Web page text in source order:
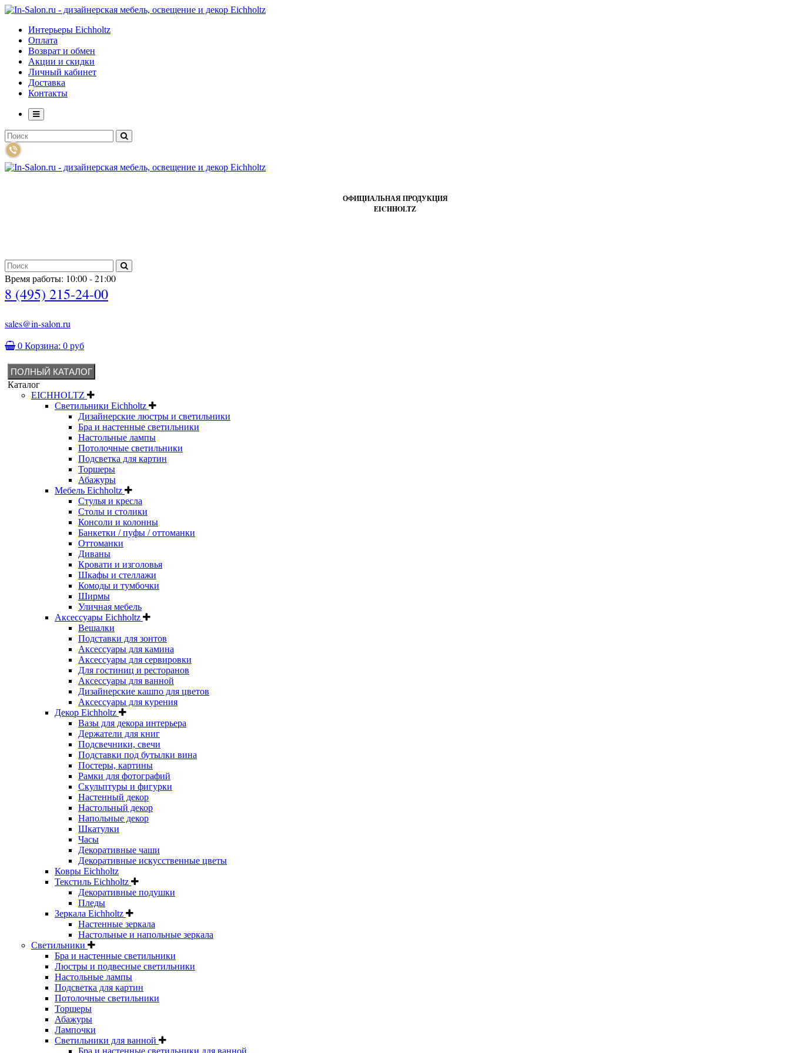
Интерьеры Eichholtz
Оплата
Возврат и обмен
Акции и скидки
Личный кабинет
Доставка
Контакты
ОФИЦИАЛЬНАЯ ПРОДУКЦИЯ
EICHHOLTZ
Время работы: 10:00 - 21:00
8 (495) 215-24-00
sales@in-salon.ru
0 Корзина: 0 руб
ПОЛНЫЙ КАТАЛОГ
Каталог
EICHHOLTZ
Светильники Eichholtz
Дизайнерские люстры и светильники
Бра и настенные светильники
Настольные лампы
Потолочные светильники
Подсветка для картин
Торшеры
Абажуры
Мебель Eichholtz
Стулья и кресла
Столы и столики
Консоли и колонны
Банкетки / пуфы / оттоманки
Оттоманки
Диваны
Кровати и изголовья
Шкафы и стеллажи
Комоды и тумбочки
Ширмы
Уличная мебель
Аксессуары Eichholtz
Вешалки
Подставки для зонтов
Аксессуары для камина
Аксессуары для сервировки
Для гостиниц и ресторанов
Аксессуары для ванной
Дизайнерские кашпо для цветов
Аксессуары для курения
Декор Eichholtz
Вазы для декора интерьера
Держатели для книг
Подсвечники, свечи
Подставки под бутылки вина
Постеры, картины
Рамки для фотографий
Скульптуры и фигурки
Настенный декор
Настольный декор
Напольные декор
Шкатулки
Часы
Декоративные чаши
Декоративные искусственные цветы
Ковры Eichholtz
Текстиль Eichholtz
Декоративные подушки
Пледы
Зеркала Eichholtz
Настенные зеркала
Настольные и напольные зеркала
Светильники
Бра и настенные светильники
Люстры и подвесные светильники
Настольные лампы
Подсветка для картин
Потолочные светильники
Торшеры
Абажуры
Лампочки
Светильники для ванной
Бра и настенные светильники для ванной